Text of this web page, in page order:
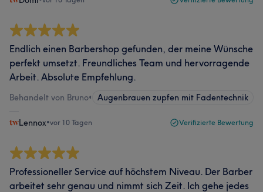
Endlich einen Barbershop gefunden, der meine Wünsche
perfekt umsetzt. Freundliches Team und hervorragende
Arbeit. Absolute Empfehlung.
Behandelt von Bruno• Augenbrauen zupfen mit Fadentechnik
Lennox•vor 10 Tagen Verifizierte Bewertung
Professioneller Service auf höchstem Niveau. Der Barber
arbeitet sehr genau und nimmt sich Zeit. Ich gehe jedes